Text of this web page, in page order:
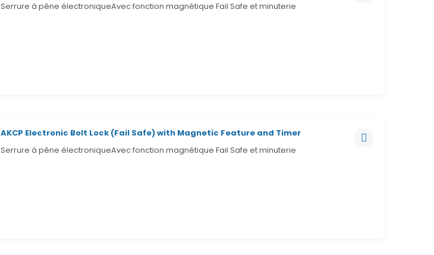
Serrure à pêne électroniqueAvec fonction magnétique Fail Safe et minuterie
AKCP Electronic Bolt Lock (Fail Safe) with Magnetic Feature and Timer
Serrure à pêne électroniqueAvec fonction magnétique Fail Safe et minuterie